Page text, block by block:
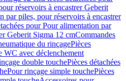
réservoirs à encastrer Geberit
par piles, pour réservoirs à encastrer
pour Pour alimentation par
Geberit Sigma 12 cmCommandes
du rinçagePièces
WC avec déclenchement
double touchePièces détachées
Pour rinçage simple touchePièces